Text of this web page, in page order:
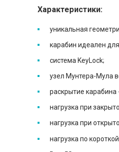
Характеристики:
уникальная
карабин идеален
система KeyLock;
узел Мунтера-Мула
раскрытие карабина
нагрузка при
нагрузка при
нагрузка по короткой